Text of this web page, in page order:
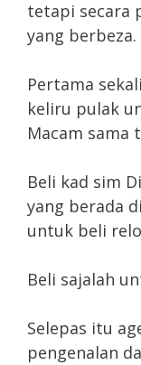
tetapi secara
yang berbeza.
Pertama
keliru pulak
Macam sama
Beli kad sim
yang berada
untuk beli
Beli sajalah
Selepas itu
pengenalan